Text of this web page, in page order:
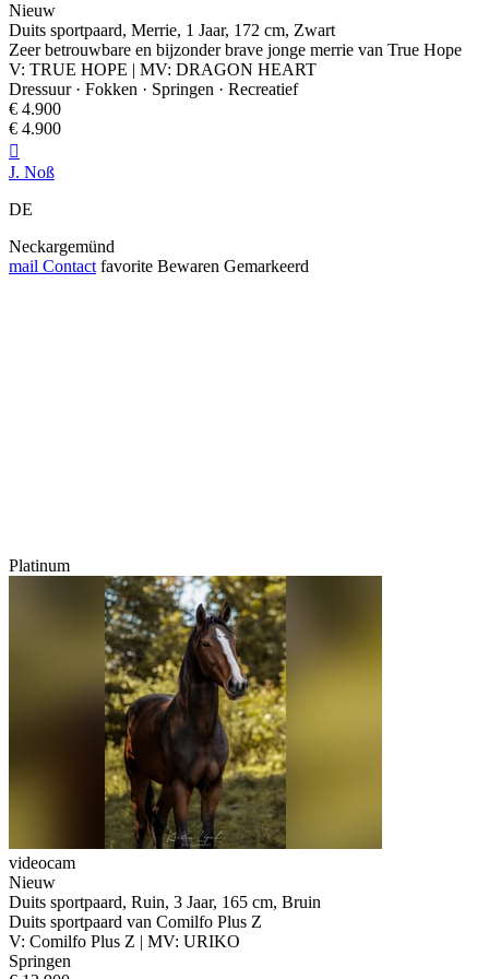
Nieuw
Duits sportpaard, Merrie, 1 Jaar, 172 cm, Zwart
Zeer betrouwbare en bijzonder brave jonge merrie van True Hope
V: TRUE HOPE | MV: DRAGON HEART
Dressuur · Fokken · Springen · Recreatief
€ 4.900
€ 4.900

J. Noß
DE
Neckargemünd
mail Contact favorite Bewaren Gemarkeerd
Platinum
videocam
Nieuw
Duits sportpaard, Ruin, 3 Jaar, 165 cm, Bruin
Duits sportpaard van Comilfo Plus Z
V: Comilfo Plus Z | MV: URIKO
Springen